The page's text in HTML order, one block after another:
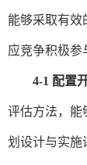
能够采取有效
应竞争积极参
4-1 配置
评估方法， 能
划 设计与实施